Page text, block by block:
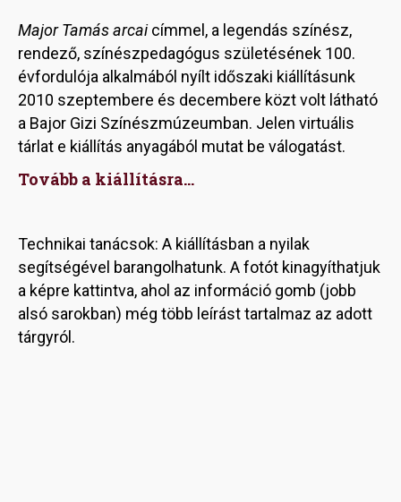
Major Tamás arcaicímmel, a legendás színész,
rendező, színészpedagógus születésének 100.
évfordulója alkalmából nyílt időszaki kiállításunk
2010 szeptembere és decembere közt volt látható
a Bajor Gizi Színészmúzeumban. Jelen virtuális
tárlat e kiállítás anyagából mutat be válogatást.
Tovább a kiállításra...
Technikai tanácsok: A kiállításban a nyilak
segítségével barangolhatunk. A fotót kinagyíthatjuk
a képre kattintva, ahol az információ gomb (jobb
alsó sarokban) még több leírást tartalmaz az adott
tárgyról.